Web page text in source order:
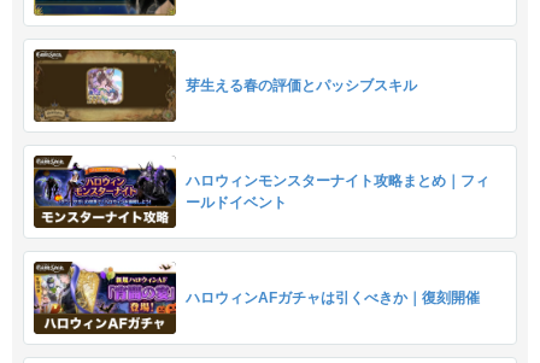
芽生える春の評価とパッシブスキル
ハロウィンモンスターナイト攻略まとめ｜フィ
ールドイベント
ハロウィンAFガチャは引くべきか｜復刻開催